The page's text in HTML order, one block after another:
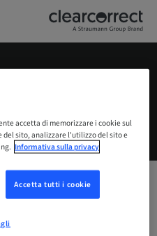
2020
Mostra dettagli
accetta di memorizzare i cookie sul
sito, analizzare l'utilizzo del sito e
Informativa sulla privacy
Accetta tutti i cookie